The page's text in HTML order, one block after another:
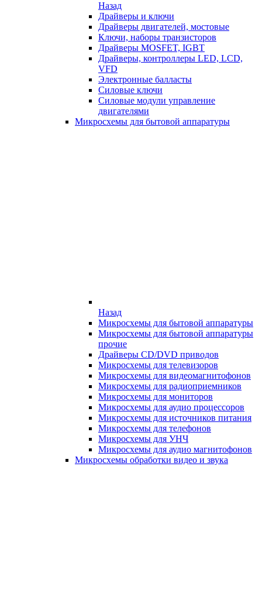
Назад
Драйверы и ключи
Драйверы двигателей, мостовые
Ключи, наборы транзисторов
Драйверы MOSFET, IGBT
Драйверы, контроллеры LED, LCD,
VFD
Электронные балласты
Силовые ключи
Силовые модули управление
двигателями
Микросхемы для бытовой аппаратуры
Назад
Микросхемы для бытовой аппаратуры
Микросхемы для бытовой аппаратуры
прочие
Драйверы CD/DVD приводов
Микросхемы для телевизоров
Микросхемы для видеомагнитофонов
Микросхемы для радиоприемников
Микросхемы для мониторов
Микросхемы для аудио процессоров
Микросхемы для источников питания
Микросхемы для телефонов
Микросхемы для УНЧ
Микросхемы для аудио магнитофонов
Микросхемы обработки видео и звука